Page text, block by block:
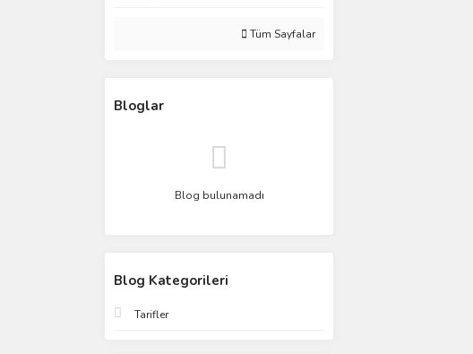
Tüm Sayfalar
Bloglar
Blog bulunamadı
Blog Kategorileri
Tarifler